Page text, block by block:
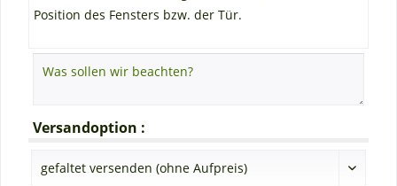
Position des Fensters bzw. der Tür.
Versandoption :